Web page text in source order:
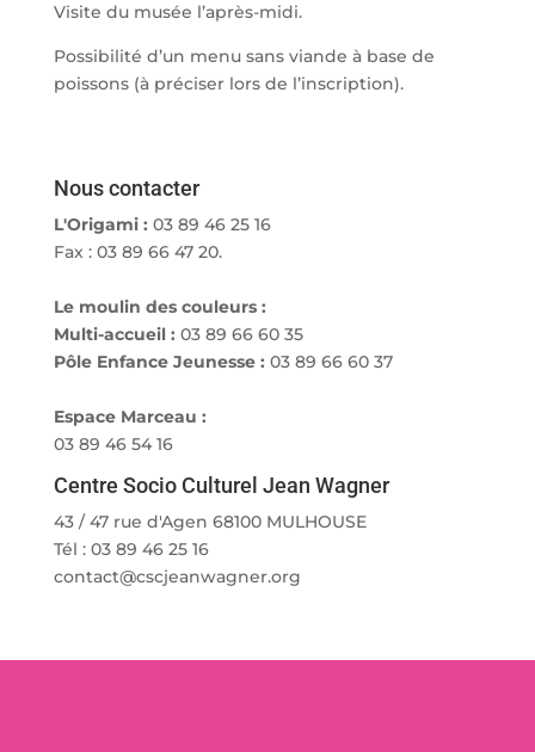
Visite du musée l’après-midi.
Possibilité d’un menu sans viande à base de
poissons (à préciser lors de l’inscription).
Nous contacter
L'Origami : 03 89 46 25 16
Fax : 03 89 66 47 20.
Le moulin des couleurs :
Multi-accueil : 03 89 66 60 35
Pôle Enfance Jeunesse : 03 89 66 60 37
Espace Marceau :
03 89 46 54 16
Centre Socio Culturel Jean Wagner
43 / 47 rue d'Agen 68100 MULHOUSE
Tél : 03 89 46 25 16
contact@cscjeanwagner.org